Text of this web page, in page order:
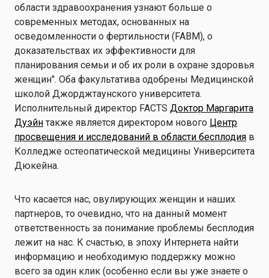
области здравоохранения узнают больше о
современных методах, основанных на
осведомленности о фертильности (FABM), о
доказательствах их эффективности для
планирования семьи и об их роли в охране здоровья
женщин". Оба факультатива одобрены Медицинской
школой Джорджтаунского университета.
Исполнительный директор FACTS Доктор Маргарита
Дуэйн также является директором нового Центр
просвещения и исследований в области бесплодия в
Колледже остеопатической медицины Университета
Дюкейна.
Что касается нас, овулирующих женщин и наших
партнеров, то очевидно, что на данный момент
ответственность за понимание проблемы бесплодия
лежит на нас. К счастью, в эпоху Интернета найти
информацию и необходимую поддержку можно
всего за один клик (особенно если вы уже знаете о